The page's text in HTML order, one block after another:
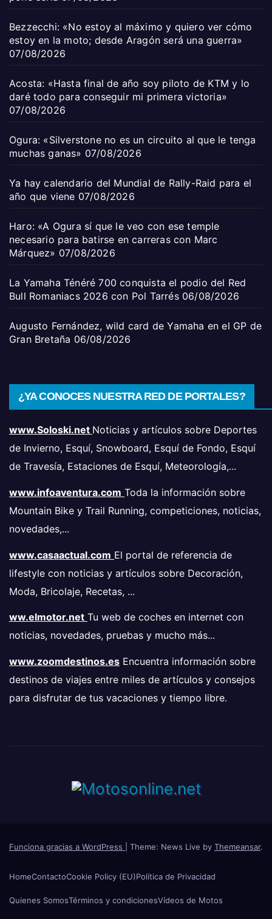
Bezzecchi: «No estoy al máximo y quiero ver cómo
estoy en la moto; desde Aragón será una guerra»
07/08/2026
Acosta: «Hasta final de año soy piloto de KTM y lo
daré todo para conseguir mi primera victoria»
07/08/2026
Ogura: «Silverstone no es un circuito al que le tenga
muchas ganas» 07/08/2026
Ya hay calendario del Mundial de Rally-Raid para el
año que viene 07/08/2026
Haro: «A Ogura sí que le veo con ese temple
necesario para batirse en carreras con Marc
Márquez» 07/08/2026
La Yamaha Ténéré 700 conquista el podio del Red
Bull Romaniacs 2026 con Pol Tarrés 06/08/2026
Augusto Fernández, wild card de Yamaha en el GP de
Gran Bretaña 06/08/2026
¿YA CONOCES NUESTRA RED DE PORTALES?
www.Soloski.net Noticias y artículos sobre Deportes
de Invierno, Esquí, Snowboard, Esquí de Fondo, Esquí
de Travesía, Estaciones de Esquí, Meteorología,...
www.infoaventura.com Toda la información sobre
Mountain Bike y Trail Running, competiciones, noticias,
novedades,...
www.casaactual.com El portal de referencia de
lifestyle con noticias y artículos sobre Decoración,
Moda, Bricolaje, Recetas, ...
ww.elmotor.net Tu web de coches en internet con
noticias, novedades, pruebas y mucho más...
www.zoomdestinos.es Encuentra información sobre
destinos de viajes entre miles de artículos y consejos
para disfrutar de tus vacaciones y tiempo libre.
Funciona gracias a WordPress Theme: News Live by Themeansar.
HomeContactoCookie Policy (EU)Política de Privacidad
Quienes SomosTérminos y condicionesVídeos de Motos